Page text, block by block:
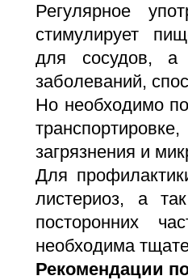
Регулярное
стимулирует
для сосудов, а
заболеваний,
Но необходимо
загрязнения и
Для
листериоз, а
посторонних
необходима
Рекомендации